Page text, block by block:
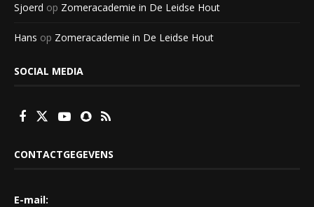
Sjoerd op Zomeracademie in De Leidse Hout
Hans op Zomeracademie in De Leidse Hout
SOCIAL MEDIA
CONTACTGEGEVENS
E-mail: